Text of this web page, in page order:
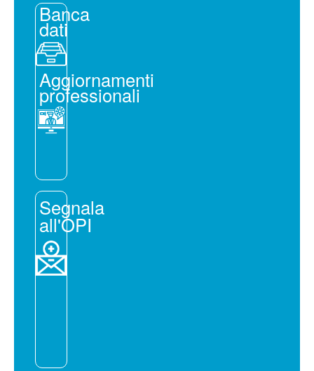
Banca
dati
Aggiornamenti
professionali
Segnala
all'OPI